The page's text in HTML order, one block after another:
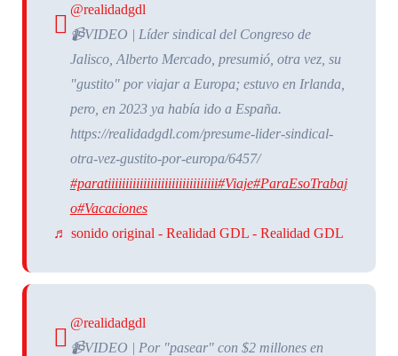
@realidadgdl
📹VIDEO | Líder sindical del Congreso de
Jalisco, Alberto Mercado, presumió, otra vez, su
"gustito" por viajar a Europa; estuvo en Irlanda,
pero, en 2023 ya había ido a España.
https://realidadgdl.com/presume-lider-sindical-
otra-vez-gustito-por-europa/6457/
#paratiiiiiiiiiiiiiiiiiiiiiiiiiiiiiii#Viaje#ParaEsoTrabaj
o#Vacaciones
♬ sonido original - Realidad GDL - Realidad GDL
@realidadgdl
📹VIDEO | Por "pasear" con $2 millones en